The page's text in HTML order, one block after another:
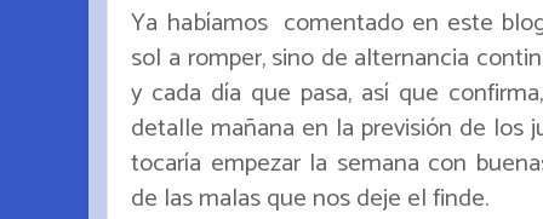
Ya habíamos comentado en este
sol a romper, sino de alternancia
y cada día que pasa, así que
detalle mañana en la previsión de los
tocaría empezar la semana con
de las malas que nos deje el finde.